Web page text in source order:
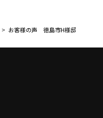
> お客様の声 徳島市H様邸